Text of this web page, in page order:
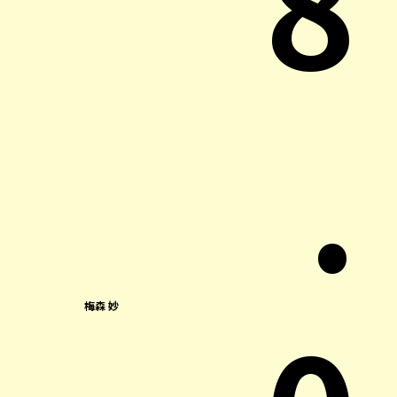
梅森 妙
.